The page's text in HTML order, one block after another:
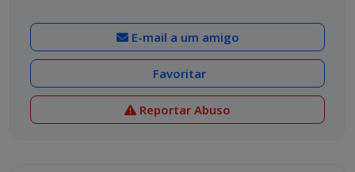
E-mail a um amigo
Favoritar
Reportar Abuso